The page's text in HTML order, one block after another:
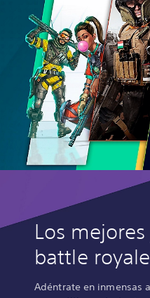
Los
battle
Adéntrate en inmensas